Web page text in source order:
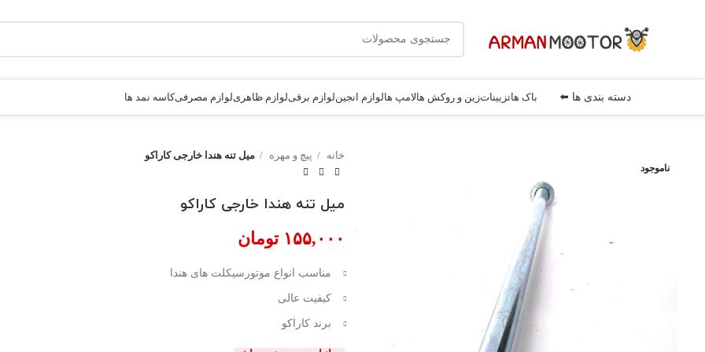
دسته بندی ها ⬅️ باک هاتزییناتزین و روکش هالامپ هالوازم انجینلوازم برقیلوازم ظاهریلوازم مصرفیکاسه نمد ها
ناموجود
خانه پیچ و مهره میل تنه هندا خارجی کاراکو
میل تنه هندا خارجی کاراکو
تومان
مناسب انواع موتورسیکلت های هندا
کیفیت عالی
برند کاراکو